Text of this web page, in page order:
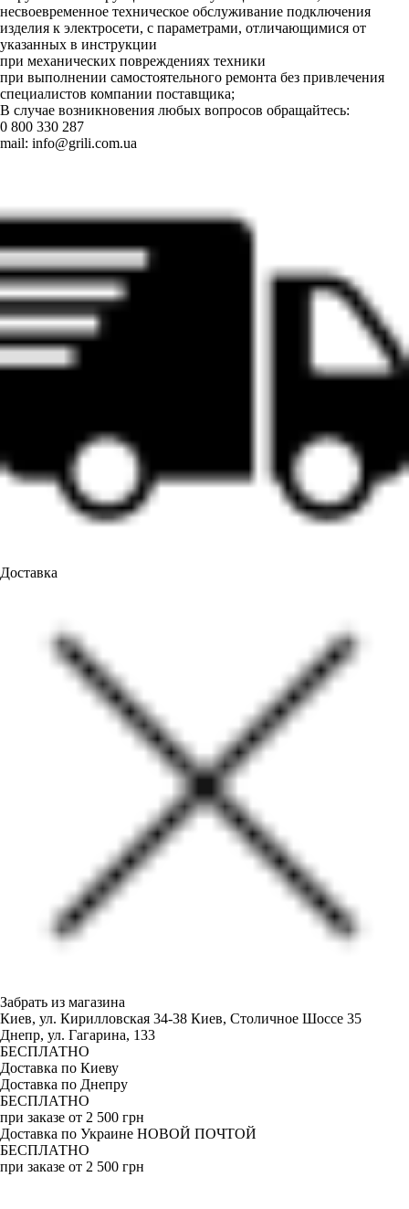
несвоевременное техническое обслуживание подключения
изделия к электросети, с параметрами, отличающимися от
указанных в инструкции
при механических повреждениях техники
при выполнении самостоятельного ремонта без привлечения
специалистов компании поставщика;
В случае возникновения любых вопросов обращайтесь:
0 800 330 287
mail: info@grili.com.ua
Доставка
Забрать из магазина
Киев, ул. Кирилловская 34-38 Киев, Столичное Шоссе 35
Днепр, ул. Гагарина, 133
БЕСПЛАТНО
Доставка по Киеву
Доставка по Днепру
БЕСПЛАТНО
при заказе от 2 500 грн
Доставка по Украине НОВОЙ ПОЧТОЙ
БЕСПЛАТНО
при заказе от 2 500 грн